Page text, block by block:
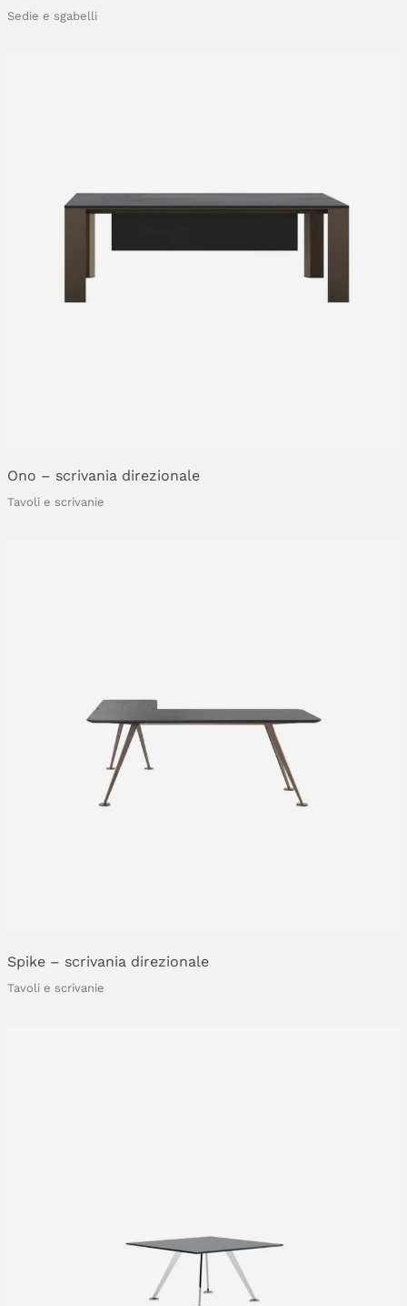
Sedie e sgabelli
Ono – scrivania direzionale
Tavoli e scrivanie
Spike – scrivania direzionale
Tavoli e scrivanie